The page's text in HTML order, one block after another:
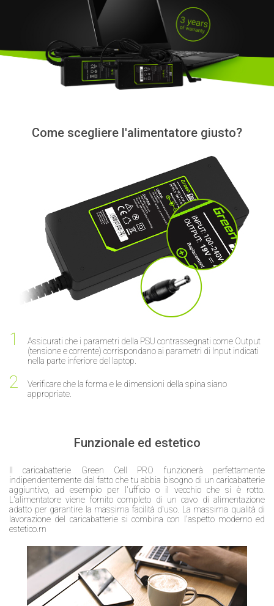
Come scegliere l'alimentatore giusto?
Assicurati che i parametri della PSU contrassegnati come Output
(tensione e corrente) corrispondano ai parametri di Input indicati
nella parte inferiore del laptop.
Verificare che la forma e le dimensioni della spina siano
appropriate.
Funzionale ed estetico
Il caricabatterie Green Cell PRO funzionerà perfettamente
indipendentemente dal fatto che tu abbia bisogno di un caricabatterie
aggiuntivo, ad esempio per l'ufficio o il vecchio che si è rotto.
L'alimentatore viene fornito completo di un cavo di alimentazione
adatto per garantire la massima facilità d'uso. La massima qualità di
lavorazione del caricabatterie si combina con l'aspetto moderno ed
estetico.rn